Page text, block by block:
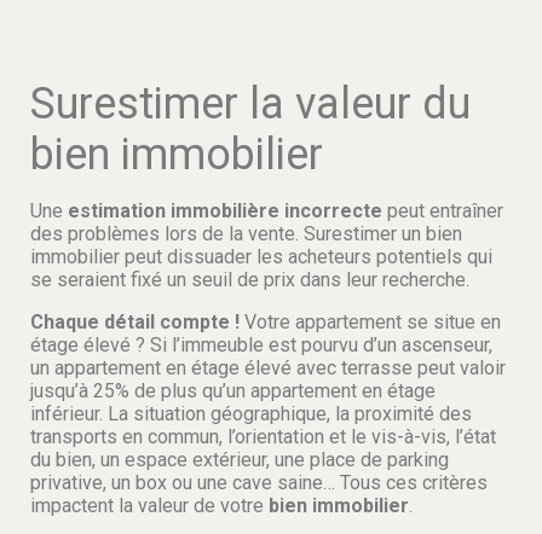
Surestimer la valeur du
bien immobilier
Une estimation immobilière incorrecte peut entraîner
des problèmes lors de la vente. Surestimer un bien
immobilier peut dissuader les acheteurs potentiels qui
se seraient fixé un seuil de prix dans leur recherche.
Chaque détail compte ! Votre appartement se situe en
étage élevé ? Si l’immeuble est pourvu d’un ascenseur,
un appartement en étage élevé avec terrasse peut valoir
jusqu’à 25% de plus qu’un appartement en étage
inférieur. La situation géographique, la proximité des
transports en commun, l’orientation et le vis-à-vis, l’état
du bien, un espace extérieur, une place de parking
privative, un box ou une cave saine… Tous ces critères
impactent la valeur de votre bien immobilier